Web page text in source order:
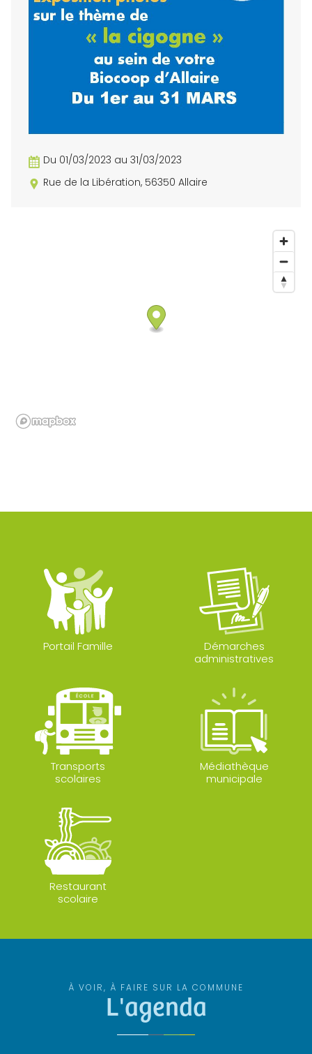
Du 01/03/2023 au 31/03/2023
Rue de la Libération, 56350 Allaire
Portail Famille
Démarches
administratives
Transports
scolaires
Médiathèque
municipale
Restaurant
scolaire
À VOIR, À FAIRE SUR LA COMMUNE
L'agenda